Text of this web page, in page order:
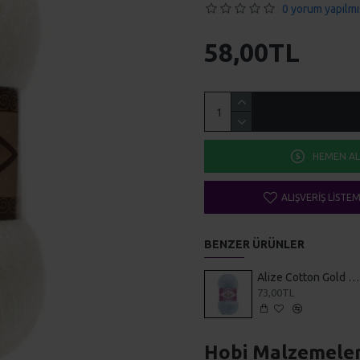
0 yorum
58,00TL
HEMEN AL
ALIŞVERIŞ
BENZER ÜRÜNLER
Alize Cotton Gold 513
73,00TL
Hobi